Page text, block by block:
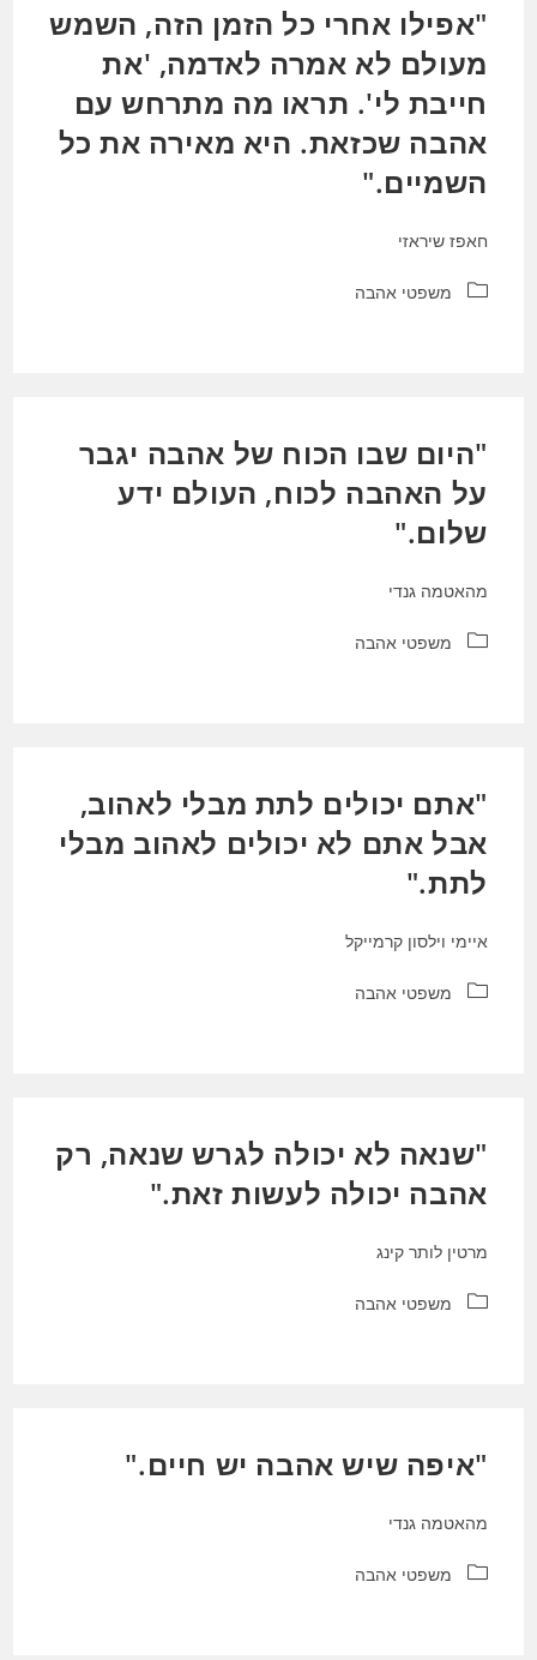
"אפילו אחרי כל הזמן הזה, השמש
מעולם לא אמרה לאדמה, 'את
חייבת לי'. תראו מה מתרחש עם
אהבה שכזאת. היא מאירה את כל
השמיים."
חאפז שיראזי
קטגוריה:משפטי אהבה
"היום שבו הכוח של אהבה יגבר
על האהבה לכוח, העולם ידע
שלום."
מהאטמה גנדי
קטגוריה:משפטי אהבה
"אתם יכולים לתת מבלי לאהוב,
אבל אתם לא יכולים לאהוב מבלי
לתת."
איימי וילסון קרמייקל
קטגוריה:משפטי אהבה
"שנאה לא יכולה לגרש שנאה, רק
אהבה יכולה לעשות זאת."
מרטין לותר קינג
קטגוריה:משפטי אהבה
"איפה שיש אהבה יש חיים."
מהאטמה גנדי
קטגוריה:משפטי אהבה